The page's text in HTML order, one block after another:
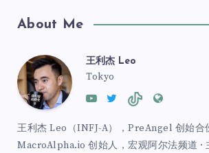
About Me
王利杰 Leo
Tokyo
王利杰 Leo（INFJ-A），PreAngel 创始合
MacroAlpha.io 创始人，宏观阿尔法频道 ·